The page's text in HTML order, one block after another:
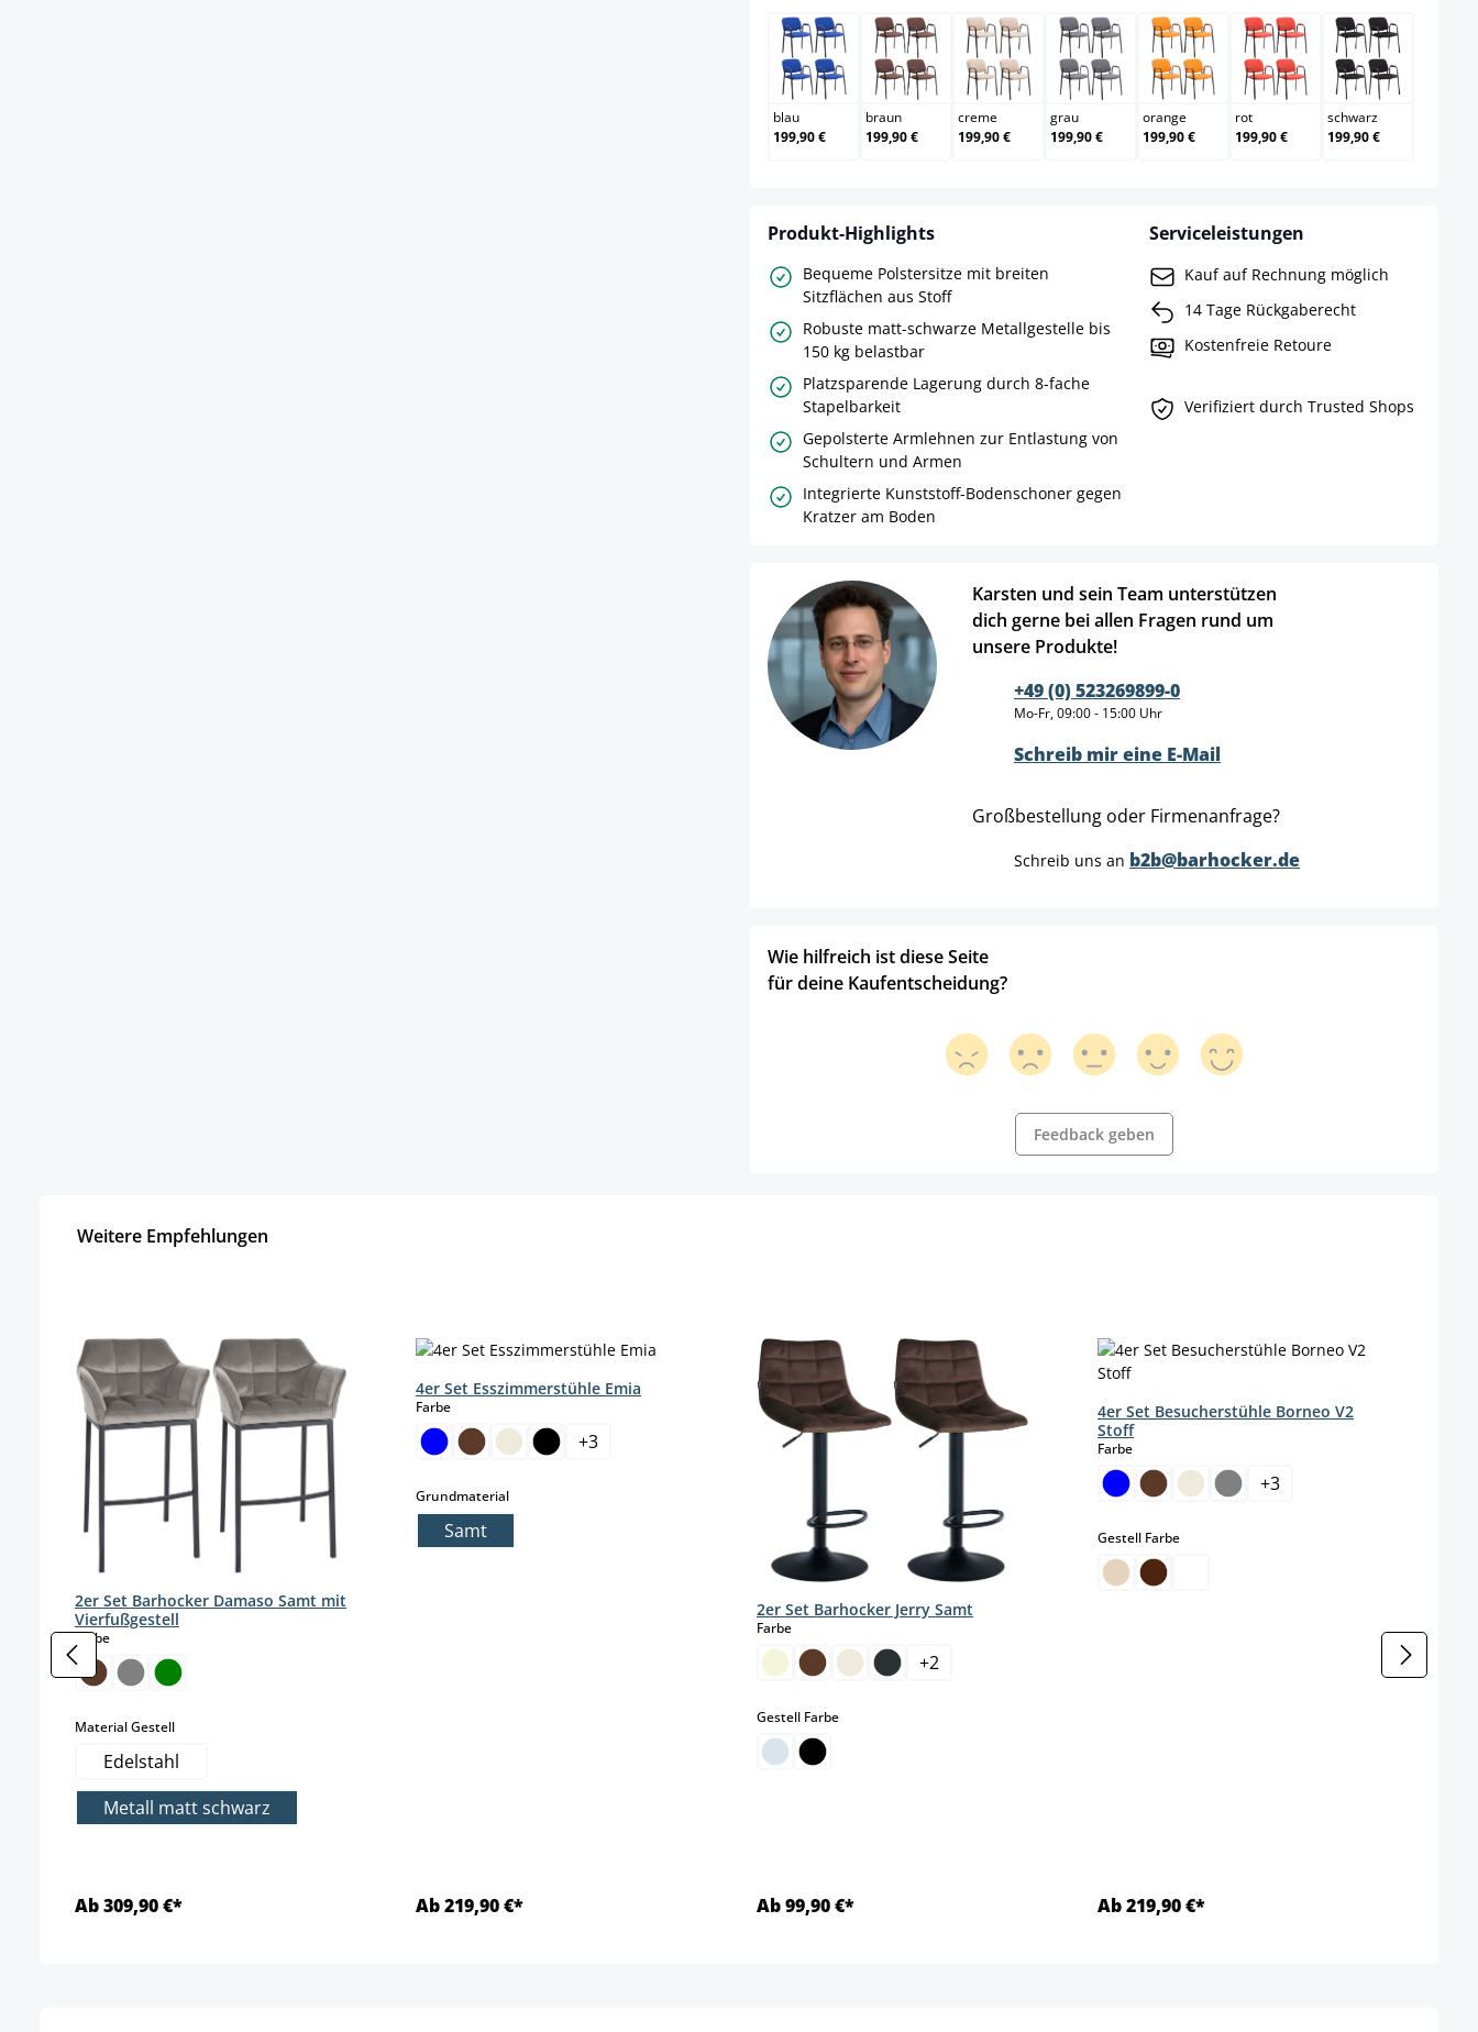
blau
blau
199,90 €
braun
braun
199,90 €
creme
creme
199,90 €
grau
grau
199,90 €
orange
orange
199,90 €
rot
rot
199,90 €
schwarz
schwarz
199,90 €
Produkt-Highlights
Bequeme Polstersitze mit breiten
Sitzflächen aus Stoff
Robuste matt-schwarze Metallgestelle bis
150 kg belastbar
Platzsparende Lagerung durch 8-fache
Stapelbarkeit
Gepolsterte Armlehnen zur Entlastung von
Schultern und Armen
Integrierte Kunststoff-Bodenschoner gegen
Kratzer am Boden
Serviceleistungen
Kauf auf Rechnung möglich
14 Tage Rückgaberecht
Kostenfreie Retoure
Verifiziert durch Trusted Shops
Karsten und sein Team unterstützen
dich gerne bei allen Fragen rund um
unsere Produkte!
+49 (0) 523269899-0
Mo-Fr, 09:00 - 15:00 Uhr
Schreib mir eine E-Mail
Großbestellung oder Firmenanfrage?
Schreib uns an b2b@barhocker.de
Wie hilfreich ist diese Seite
für deine Kaufentscheidung?
Feedback geben
Weitere Empfehlungen
2er Set Barhocker Damaso Samt mit
Vierfußgestell
Farbeauswählen
Material Gestellauswählen
Edelstahl
Metall matt schwarz
Ab 309,90 €*
4er Set Esszimmerstühle Emia
Farbeauswählen
+3
Grundmaterialauswählen
Samt
Ab 219,90 €*
2er Set Barhocker Jerry Samt
Farbeauswählen
+2
Gestell Farbeauswählen
Ab 99,90 €*
4er Set Besucherstühle Borneo V2
Stoff
Farbeauswählen
+3
Gestell Farbeauswählen
Ab 219,90 €*